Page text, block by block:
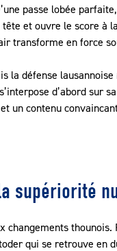
passe lobée
et ouvre le score
transforme en force
la défense
d’abord sur
un contenu
supériorité
changements
qui se retrouve